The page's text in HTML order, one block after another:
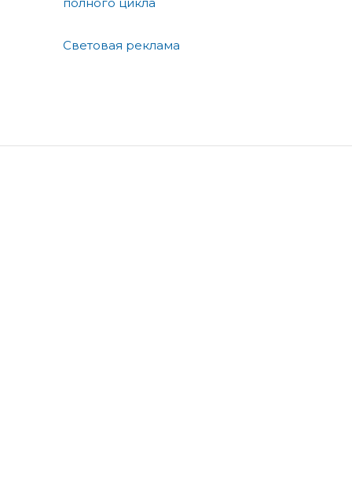
Световая реклама